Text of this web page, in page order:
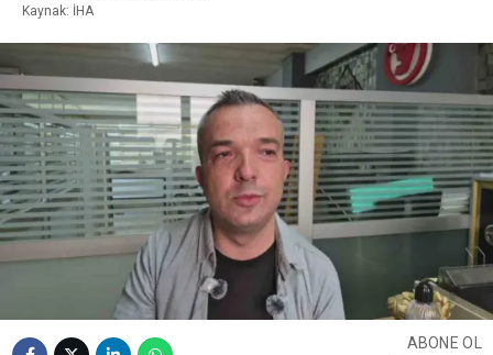
Kaynak: İHA
ABONE OL